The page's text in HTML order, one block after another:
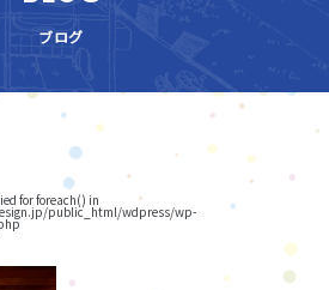
ブログ
for foreach() in
public_html/wdpress/wp-